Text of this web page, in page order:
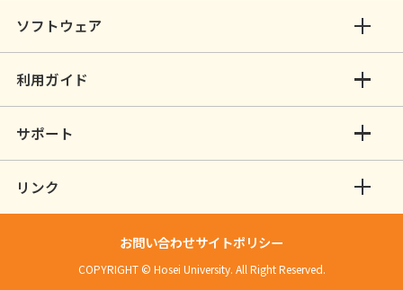
ソフトウェア
利用ガイド
サポート
リンク
お問い合わせサイトポリシー
COPYRIGHT © Hosei University. All Right Reserved.